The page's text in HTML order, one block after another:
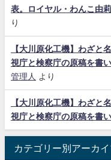
表。ロイヤル・わんこ由
り
【大川原化工機】わざと
視庁と検察庁の原稿を書
管理人
より
【大川原化工機】わざと
視庁と検察庁の原稿を書
カテゴリー別アーカ